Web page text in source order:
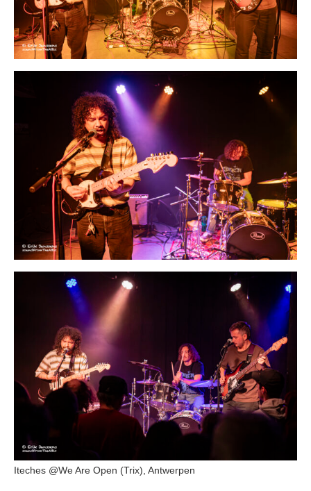
Iteches @We Are Open (Trix), Antwerpen